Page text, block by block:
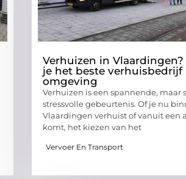
Verhuizen in
je het beste verhuisbedrijf
omgeving
Verhuizen is een spannende, maar
stressvolle gebeurtenis. Of je nu
Vlaardingen verhuist of vanuit een
komt, het kiezen van het
Vervoer En Transport